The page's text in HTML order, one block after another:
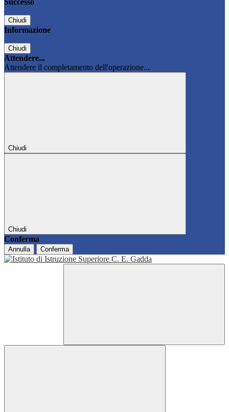
Successo
Chiudi
Informazione
Chiudi
Attendere...
Attendere il completamento dell'operazione...
Chiudi
Chiudi
Conferma
Annulla Conferma